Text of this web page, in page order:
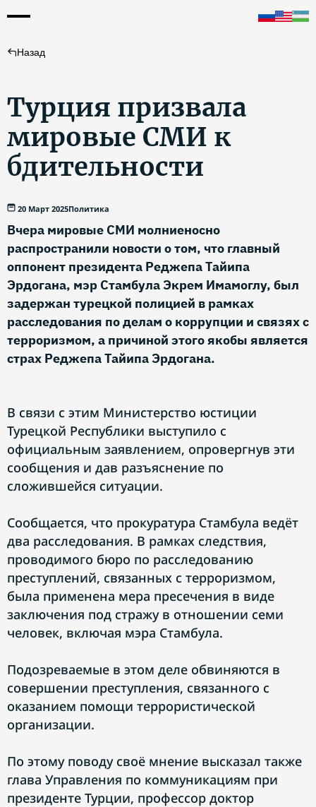
Назад
Турция призвала
мировые СМИ к
бдительности
20 Март 2025Политика
Вчера мировые СМИ молниеносно
распространили новости о том, что главный
оппонент президента Реджепа Тайипа
Эрдогана, мэр Стамбула Экрем Имамоглу, был
задержан турецкой полицией в рамках
расследования по делам о коррупции и связях с
терроризмом, а причиной этого якобы является
страх Реджепа Тайипа Эрдогана.
В связи с этим Министерство юстиции
Турецкой Республики выступило с
официальным заявлением, опровергнув эти
сообщения и дав разъяснение по
сложившейся ситуации.
Сообщается, что прокуратура Стамбула ведёт
два расследования. В рамках следствия,
проводимого бюро по расследованию
преступлений, связанных с терроризмом,
была применена мера пресечения в виде
заключения под стражу в отношении семи
человек, включая мэра Стамбула.
Подозреваемые в этом деле обвиняются в
совершении преступления, связанного с
оказанием помощи террористической
организации.
По этому поводу своё мнение высказал также
глава Управления по коммуникациям при
президенте Турции, профессор доктор